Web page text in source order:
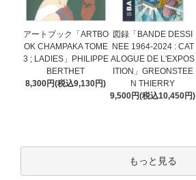
アートブック「ARTBO
OK CHAMPAKA TOME
3 ; LADIES」PHILIPPE
BERTHET
8,300円(税込9,130円)
図録「BANDE DESSI
NEE 1964-2024 : CAT
ALOGUE DE L'EXPOS
ITION」GREONSTEE
N THIERRY
9,500円(税込10,450円)
もっと見る